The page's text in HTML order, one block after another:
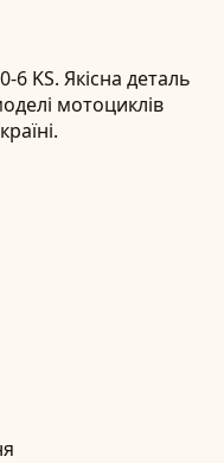
KS. Якісна деталь
мотоциклів